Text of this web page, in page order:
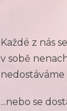
Každé z nás
v sobě
nedostáváme
...nebo se